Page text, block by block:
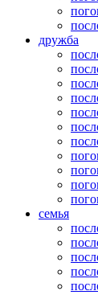
дружба
семья